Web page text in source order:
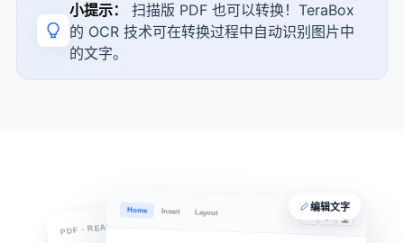
小提示：
扫描版 PDF 也可以转换！TeraBox
的 OCR 技术可在转换过程中自动识别图片中
的文字。
PDF · READ-ONLY
Home Insert Layout I U
编辑文字